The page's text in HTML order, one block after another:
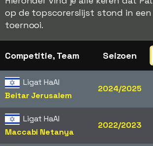
op de topscorerslijst stond in
toernooi.
Competitie, Team Seizoen
Ligat HaAl
Beitar Jerusalem
2024/2025
Ligat HaAl
Maccabi Netanya
2022/2023